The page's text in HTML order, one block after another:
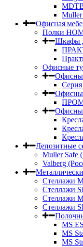
Muller
Офисная
Полки
Шкафы
Офисные
Депозитные
Muller Safe
Valberg
Стеллажи
Стеллажи
Стеллажи
Стеллажи
MS
MS
MS